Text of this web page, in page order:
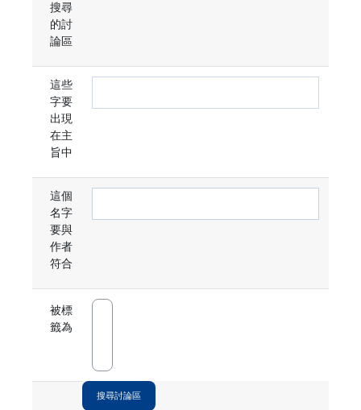
搜尋
的討
論區
這些
字要
出現
在主
旨中
這個
名字
要與
作者
符合
被標
籤為
搜尋討論區